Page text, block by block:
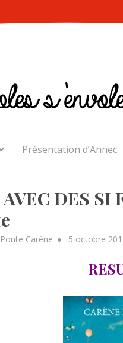
Présentation d’Annec
AVEC DES SI
Ponte Carène
Posted
5 octobre